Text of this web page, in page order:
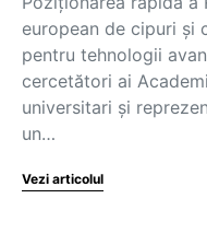
european de cipuri și
pentru tehnologii
cercetători ai
universitari și
un…
Vezi articolul